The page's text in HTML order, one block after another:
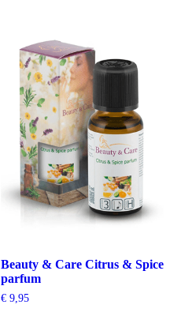
Beauty & Care Citrus & Spice
parfum
€9,95